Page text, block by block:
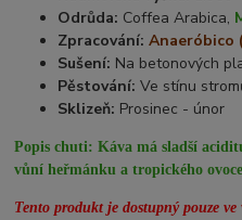
Odrůda: Coffea Arabica,
Zpracování:Anaeróbico
Sušení: Na betonových
Pěstování: Ve stínu
Sklizeň: Prosinec - únor
Popis chuti:Káva má sladší
vůní heřmánku a tropického
Tento produkt je dostupný pouze